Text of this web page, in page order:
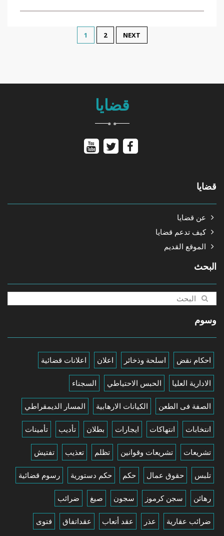
1 2 NEXT
قضايا
قضايا
عن قضايا
كيف تدعم قضايا
الموقع القديم
البحث
وسوم
احكام نقض اسلحة وذخائر اعلان اعلانات قضائية
الادارية العليا الحبس الاحتياطي السجناء
الصفة فى الطعن الكيانات الارهابية المسار الديمقراطي
انتخابات انتهاكات ايجارات بطلان تأديب تأمينات
تشريعات تشريعات وقوانين تظلم تعذيب تفتيش
تلبس حقوق عمال حكم حكم دستورية رسوم قضائية
رهائن سجن كرموز سجون صيغ ضرائب
ضرائب عقارية عذر عقد أتعاب عقداتفاق فتوى